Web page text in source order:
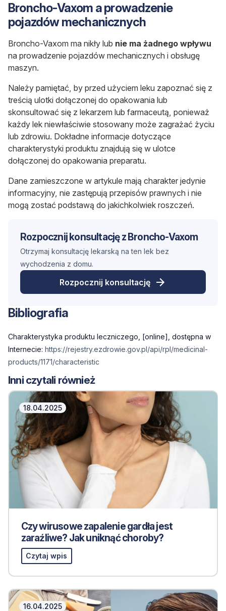
Broncho-Vaxom a prowadzenie
pojazdów mechanicznych
Broncho-Vaxom ma nikły lub nie ma żadnego wpływu
na prowadzenie pojazdów mechanicznych i obsługę
maszyn.
Należy pamiętać, by przed użyciem leku zapoznać się z
treścią ulotki dołączonej do opakowania lub
skonsultować się z lekarzem lub farmaceutą, ponieważ
każdy lek niewłaściwie stosowany może zagrażać życiu
lub zdrowiu. Dokładne informacje dotyczące
charakterystyki produktu znajdują się w ulotce
dołączonej do opakowania preparatu.
Dane zamieszczone w artykule mają charakter jedynie
informacyjny, nie zastępują przepisów prawnych i nie
mogą zostać podstawą do jakichkolwiek roszczeń.
Rozpocznij konsultację z Broncho-Vaxom
Otrzymaj konsultację lekarską na ten lek bez
wychodzenia z domu.
Rozpocznij konsultację
Bibliografia
Charakterystyka produktu leczniczego, [online], dostępna w
Internecie: https://rejestry.ezdrowie.gov.pl/api/rpl/medicinal-
products/1171/characteristic
Inni czytali również
18.04.2025
Czy wirusowe zapalenie gardła jest
zaraźliwe? Jak uniknąć choroby?
Czytaj wpis
16.04.2025